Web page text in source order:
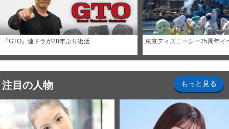
『GTO』連ドラが28年ぶり復活 東京ディズニーシー25周年イ
注目の人物 もっと見る